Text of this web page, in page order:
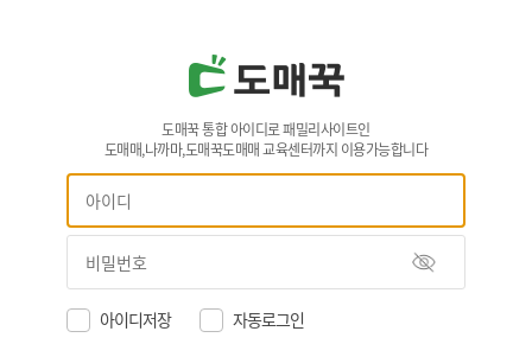
도매꾹 통합 아이디로 패밀리사이트인
도매매,나까마,도매꾹도매매 교육센터까지 이용가능합니다
아이디저장 자동로그인